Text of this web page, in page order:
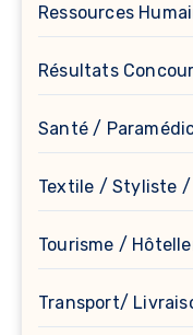
Ressources
Résultats
Santé /
Textile / Styliste /
Tourisme /
Transport/